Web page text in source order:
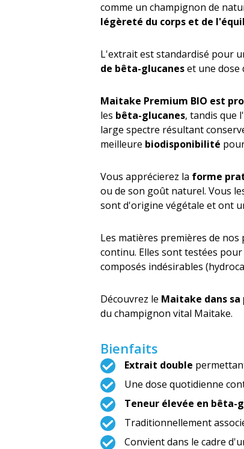
comme un champignon de
légèreté du corps et de
L'extrait est standardisé pour
de bêta-glucaneset une
Maitake Premium BIO est
les bêta-glucanes, tandis que
large spectre résultant
meilleure biodisponibilité
Vous apprécierez la forme
ou de son goût naturel. Vous
sont d'origine végétale et ont
Les matières premières de
continu. Elles sont testées
composés indésirables
Découvrez le Maitake dans
du champignon vital Maitake.
Bienfaits
Extrait double
Une dose quotidienne
Teneur élevée en bêta-
Traditionnellement
Convient dans le cadre